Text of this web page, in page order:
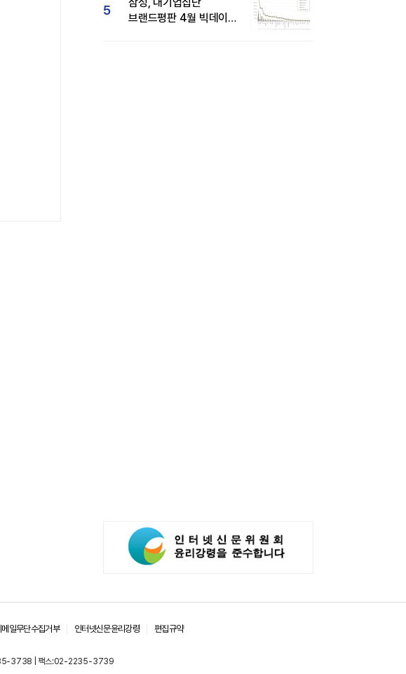
5
브랜드평판 4월 빅데이터
메일무단수집거부 인터넷신문윤리강령 편집규약
3738 | 팩스:02-2235-3739